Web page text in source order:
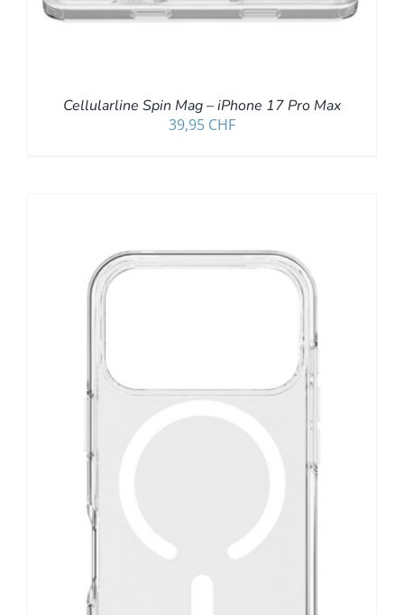
Cellularline Spin Mag – iPhone 17 Pro Max
39,95 CHF